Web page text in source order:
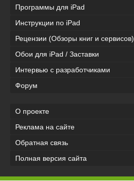
Программы для iPad
Инструкции по iPad
Рецензии (Обзоры книг и сервисов)
Обои для iPad / Заставки
Интервью с разработчиками
Форум
О проекте
Реклама на сайте
Обратная связь
Полная версия сайта